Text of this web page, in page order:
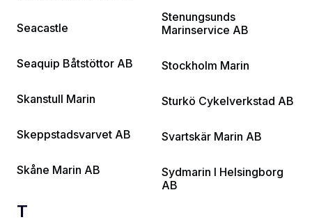
Seacastle
Seaquip Båtstöttor AB
Skanstull Marin
Skeppstadsvarvet AB
Skåne Marin AB
Stenungsunds
Marinservice AB
Stockholm Marin
Sturkö Cykelverkstad AB
Svartskär Marin AB
Sydmarin I Helsingborg
AB
T